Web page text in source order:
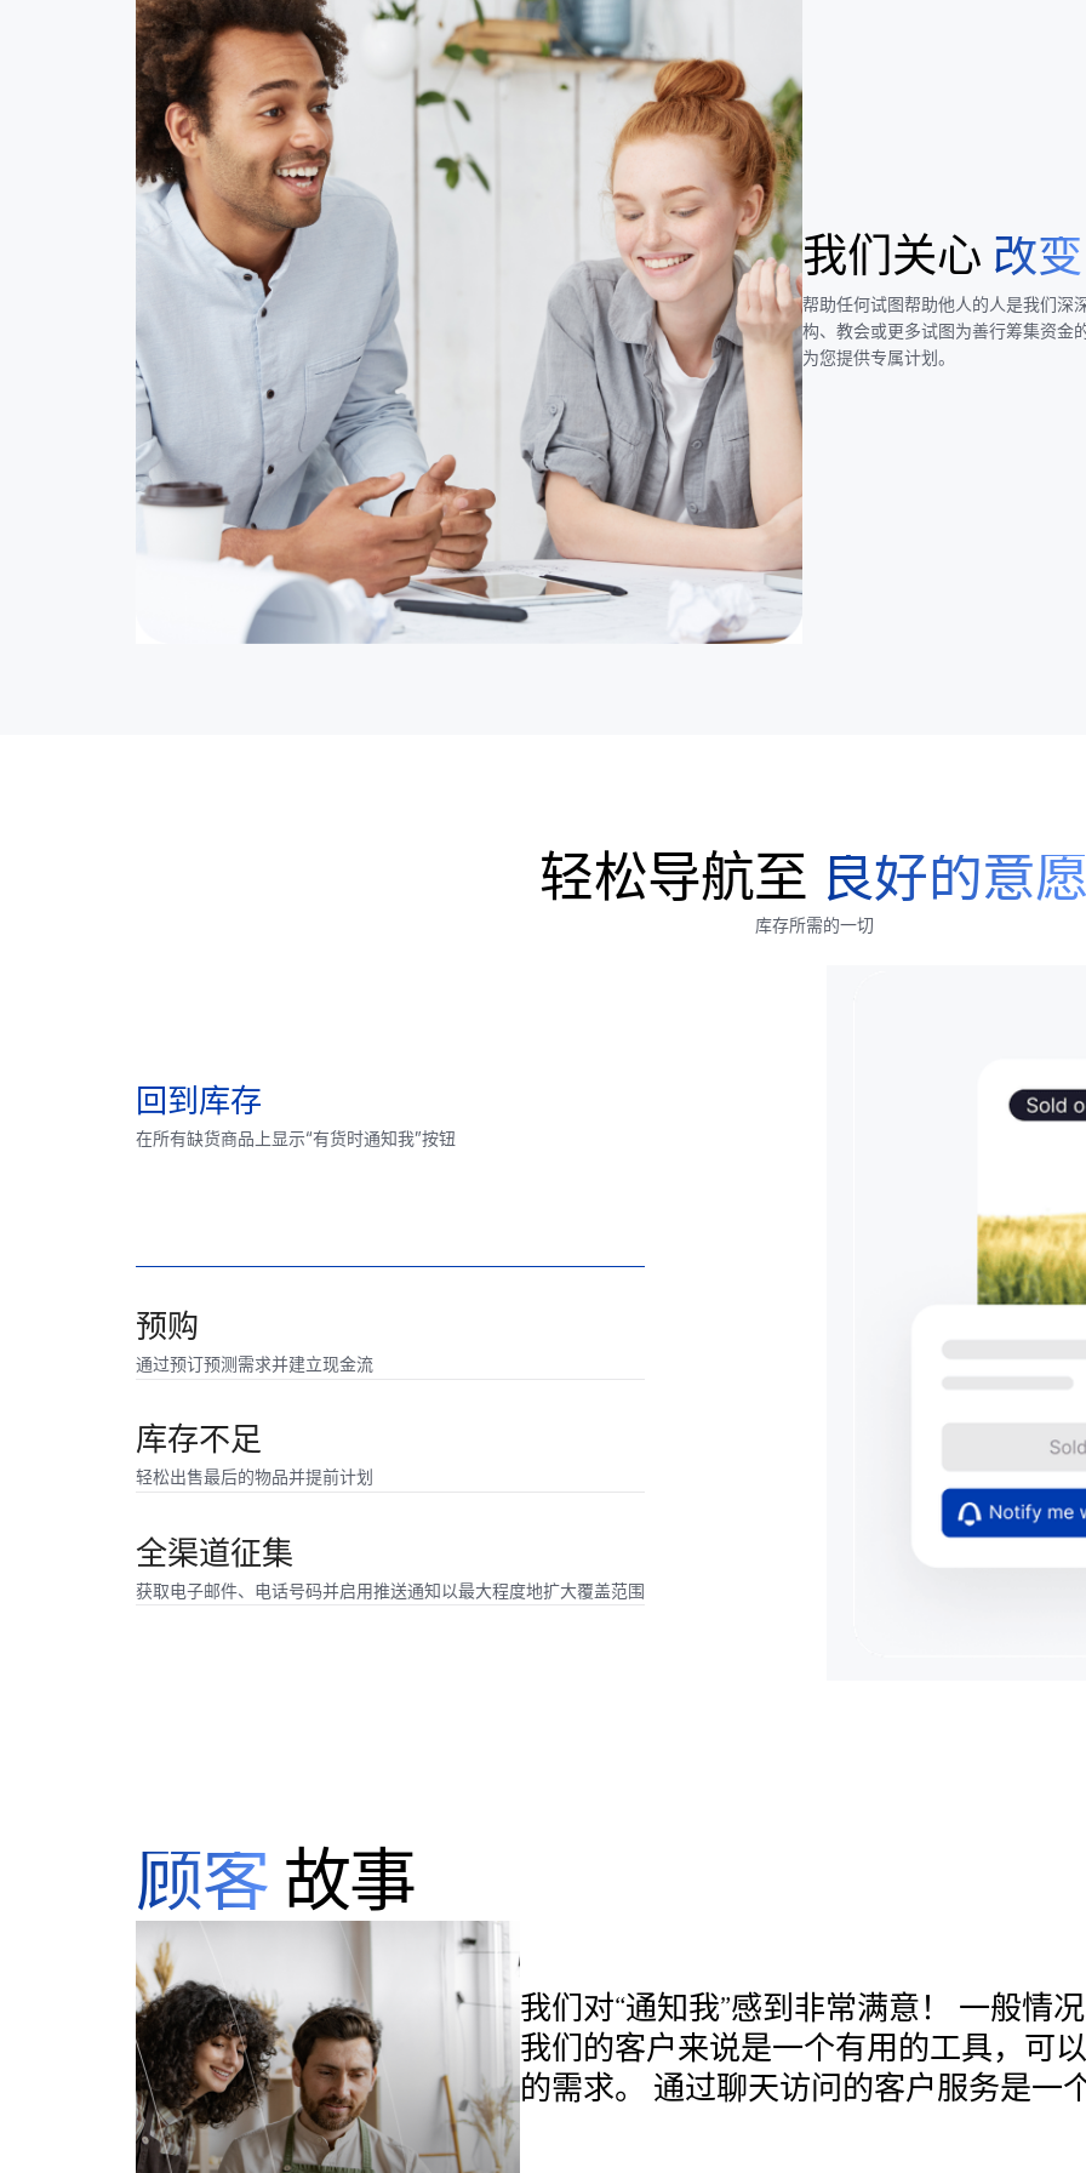
我们关心 改变
帮助任何试图帮助他人的人是我们深
构、教会或更多试图为善行筹集资金
为您提供专属计划。
轻松导航至 良好的意
库存所需的一切
回到库存
在所有缺货商品上显示“有货时通知我”按钮
预购
通过预订预测需求并建立现金流
库存不足
轻松出售最后的物品并提前计划
全渠道征集
获取电子邮件、电话号码并启用推送通知以最大程度地扩大覆盖范围
顾客 故事
我们对“通知我”感到非常满意！ 一般情
我们的客户来说是一个有用的工具，可
的需求。 通过聊天访问的客户服务是一